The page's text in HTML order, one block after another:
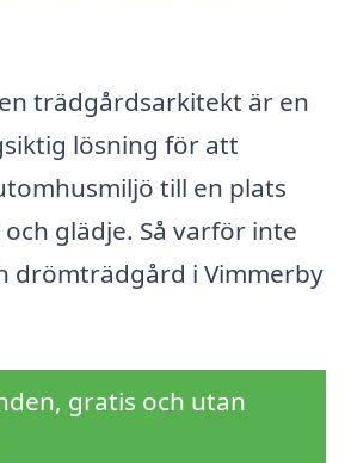
trädgårdsarkitekt är en
lösning för att
till en plats
glädje. Så varför inte
drömträdgård i Vimmerby
gratis och utan